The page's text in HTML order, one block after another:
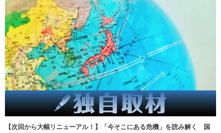
【次回から大幅リニューアル！】「今そこにある危機」を読み解く 国